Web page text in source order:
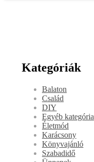
Kategóriák
Balaton
Család
DIY
Egyéb kategória
Életmód
Karácsony
Könyvajánló
Szabadidő